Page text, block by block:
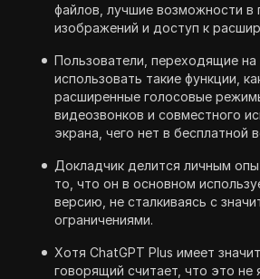
файлов, лучшие возможности в
изображений и доступ к
Пользователи, переходящие на
использовать такие функции,
расширенные голосовые
видеозвонков и совместного
экрана, чего нет в бесплатной
Докладчик делится личным
то, что он в основном
версию, не сталкиваясь с
ограничениями.
Хотя ChatGPT Plus имеет
говорящий считает, что это не